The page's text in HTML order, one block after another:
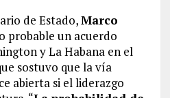
de Estado,Marco
probable un acuerdo
y La Habana en el
sostuvo que la vía
abierta si el liderazgo